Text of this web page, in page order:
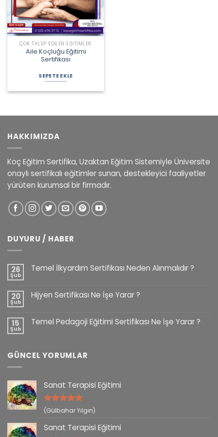
ÇOK TALEP EDILEN EĞITIMLER
Aile Koçluğu Eğitimi
Sertifikası
fiyat:
4.125,00 ₺.
andaki
fiyat:
3.675,00 ₺.
SEPETE EKLE
HAKKIMIZDA
Koç Eğitim Sertifika, Uzaktan Eğitim Sistemiyle Üniversite
onaylı sertifikalı eğitimler sunan, destekleyici faaliyetler
yürüten kurumsal bir firmadır.
DUYURU / HABER
26
Şub
Temel İlkyardım Sertifikası Neden Alınmalıdır ?
20
Şub
Hijyen Sertifikası Ne İşe Yarar ?
15
Şub
Temel Pedagoji Eğitimi Sertifikası Ne İşe Yarar ?
GÜNCEL YORUMLAR
Sanat Terapisi Eğitimi
5 üzerinden
(Gülbahar Yılgın)
Sanat Terapisi Eğitimi